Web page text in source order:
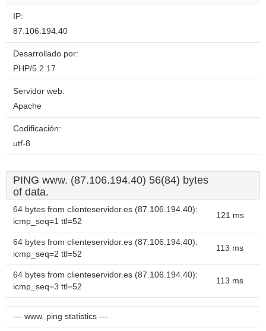
IP:
87.106.194.40
Desarrollado por:
PHP/5.2.17
Servidor web:
Apache
Codificación:
utf-8
PING www. (87.106.194.40) 56(84) bytes
of data.
64 bytes from clienteservidor.es (87.106.194.40):
icmp_seq=1 ttl=52
121 ms
64 bytes from clienteservidor.es (87.106.194.40):
icmp_seq=2 ttl=52
113 ms
64 bytes from clienteservidor.es (87.106.194.40):
icmp_seq=3 ttl=52
113 ms
--- www. ping statistics ---